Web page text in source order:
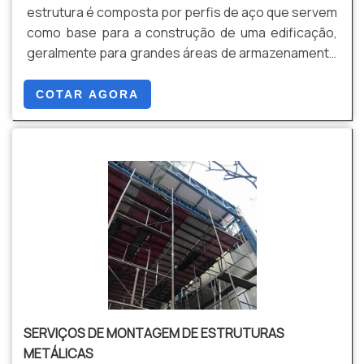
estrutura é composta por perfis de aço que servem
como base para a construção de uma edificação,
geralmente para grandes áreas de armazenamento
tamanhos, sempre de acordo com a necessidade
do cliente.
COTAR AGORA
SERVIÇOS DE MONTAGEM DE ESTRUTURAS
METÁLICAS